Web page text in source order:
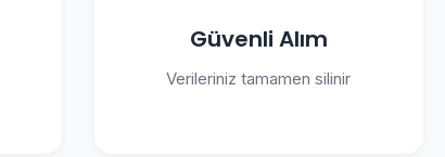
Güvenli Alım
Verileriniz tamamen silinir